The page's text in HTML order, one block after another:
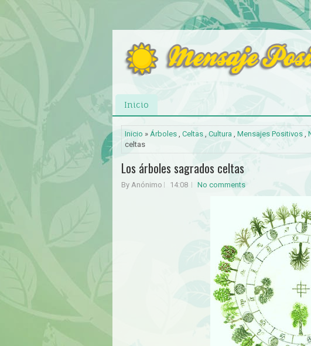
Inicio
Inicio » Árboles , Celtas , Cultura , Mensajes Positivos ,
celtas
Los árboles sagrados celtas
By Anónimo 14:08 No comments